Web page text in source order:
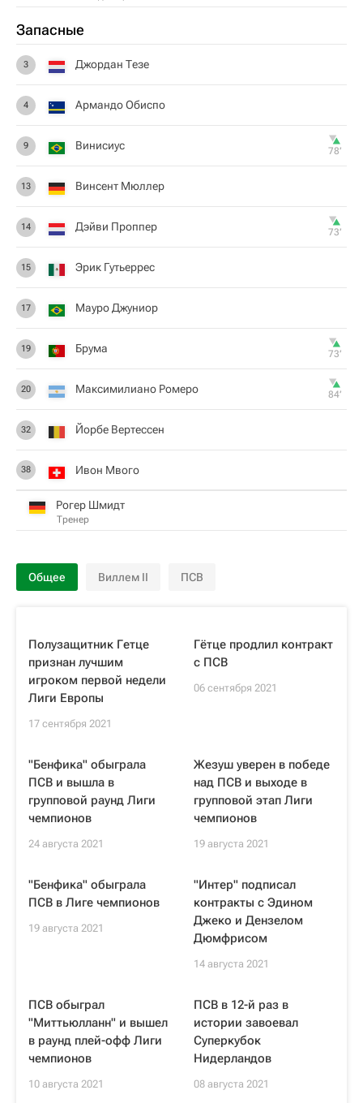
Запасные
3 Джордан Тезе
4 Армандо Обиспо
9 Винисиус 78‎’‎
13 Винсент Мюллер
14 Дэйви Проппер 73‎’‎
15 Эрик Гутьеррес
17 Мауро Джуниор
19 Брума 73‎’‎
20 Максимилиано Ромеро 84‎’‎
32 Йорбе Вертессен
38 Ивон Мвого
Рогер Шмидт
Тренер
Общее Виллем II ПСВ
Полузащитник Гетце
признан лучшим
игроком первой недели
Лиги Европы
17 сентября 2021
Гётце продлил контракт
с ПСВ
06 сентября 2021
"Бенфика" обыграла
ПСВ и вышла в
групповой раунд Лиги
чемпионов
24 августа 2021
Жезуш уверен в победе
над ПСВ и выходе в
групповой этап Лиги
чемпионов
19 августа 2021
"Бенфика" обыграла
ПСВ в Лиге чемпионов
19 августа 2021
"Интер" подписал
контракты с Эдином
Джеко и Дензелом
Дюмфрисом
14 августа 2021
ПСВ обыграл
"Миттьюлланн" и вышел
в раунд плей-офф Лиги
чемпионов
10 августа 2021
ПСВ в 12-й раз в
истории завоевал
Суперкубок
Нидерландов
08 августа 2021